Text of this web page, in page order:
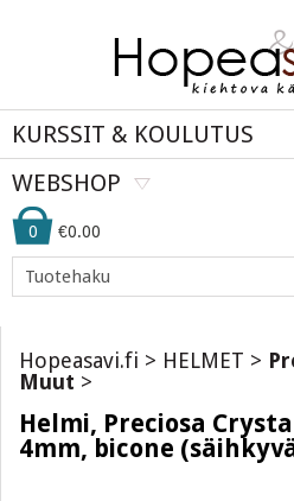
KURSSIT & KOULUTUS
WEBSHOP
0 €0.00
Hopeasavi.fi > HELMET >
Muut >
Helmi, Preciosa
4mm, bicone